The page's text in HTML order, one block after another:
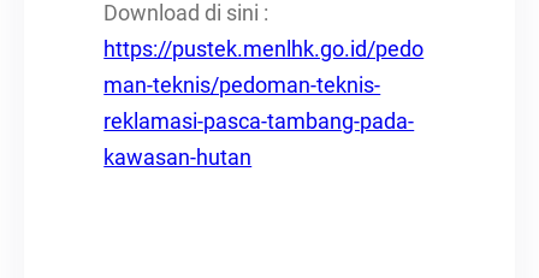
Download di sini :
https://pustek.menlhk.go.id/pedo
man-teknis/pedoman-teknis-
reklamasi-pasca-tambang-pada-
kawasan-hutan